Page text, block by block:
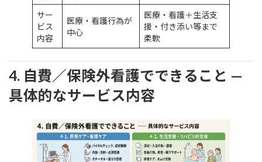
サー
ビス
内容
医療・看護行為が
中心
医療・看護＋生活支
援・付き添い等まで
柔軟
4. 自費／保険外看護でできること —
具体的なサービス内容